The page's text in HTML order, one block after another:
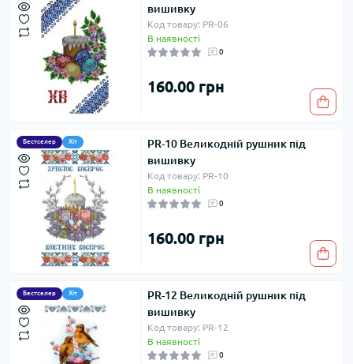
вишивку
Код товару: PR-06
В наявності
0
160.00 грн
Бестселер Хіт
PR-10 Великодній рушник під
вишивку
Код товару: PR-10
В наявності
0
160.00 грн
Бестселер Хіт
PR-12 Великодній рушник під
вишивку
Код товару: PR-12
В наявності
0